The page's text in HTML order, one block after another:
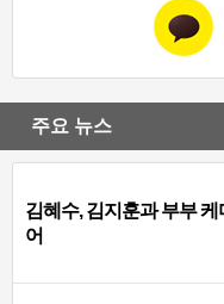
주요 뉴스
김혜수, 김지훈과 부부 케
어